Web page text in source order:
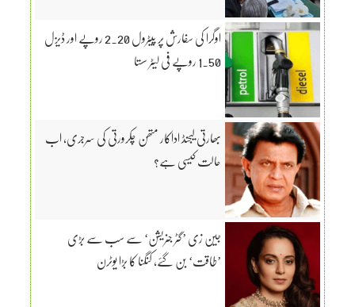
اوگرا کی سفارش پر پیٹرول 2.20 روپے اور ڈیزل
1.50 روپے فی لیٹر سستا
بھارتی لیجنڈ اداکار متھن چکرورتی کی سرجری، اب
حالت کیسی ہے؟
جین زی ’گٹر جنریشن‘ سے سب سے بڑی
’طاقت‘ بن گئے، کنگنا کا بڑا یوٹرن